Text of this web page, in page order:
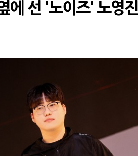
에 선 '노이즈' 노영진